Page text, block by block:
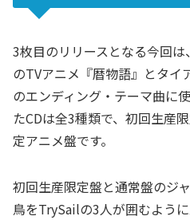
3枚目のリリースとなる今回
のTVアニメ『暦物語』とタイ
のエンディング・テーマ曲に
たCDは全3種類で、初回生産
定アニメ盤です。
初回生産限定盤と通常盤のジ
鳥をTrySailの3人が囲むよう